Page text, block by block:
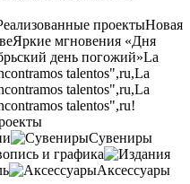
проектыНовая
Яркие мгновения «Дня
день погожий»La
talentos",ru,La
talentos",ru,La
talentos",ru!
Сувениры
и графика
Аксессуары